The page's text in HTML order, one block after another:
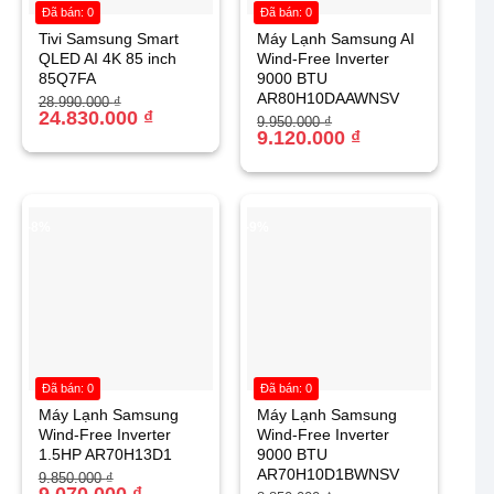
Tivi Samsung Smart
QLED AI 4K 85 inch
85Q7FA
28.990.000₫
Giá
gốc
24.830.000 ₫
Giá
hiện
24.830.000 ₫.
Đã bán: 0
Máy Lạnh Samsung AI
Wind-Free Inverter
9000 BTU
AR80H10DAAWNSV
9.950.000₫
Giá
gốc
9.120.000 ₫
Giá
hiện
9.120.000 ₫.
Đã bán: 0
Máy Lạnh Samsung
Wind-Free Inverter
1.5HP AR70H13D1
9.850.000₫
Giá
Giá
Đã bán: 0
Máy Lạnh Samsung
Wind-Free Inverter
9000 BTU
AR70H10D1BWNSV
Đã bán: 0